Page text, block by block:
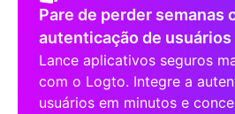
Pare de perder semanas
autenticação de usuários
Lance aplicativos seguros
com o Logto. Integre a
usuários em minutos e